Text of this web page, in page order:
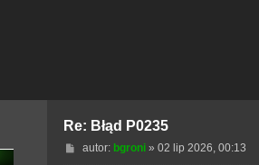
Re: Błąd P0235
Pautor: bgroni» 02 lip 2026, 00:13